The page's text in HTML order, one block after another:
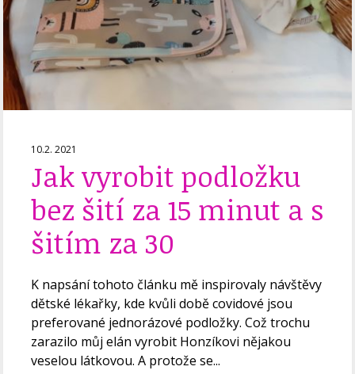
10.2. 2021
Jak vyrobit podložku
bez šití za 15 minut a s
šitím za 30
K napsání tohoto článku mě inspirovaly návštěvy
dětské lékařky, kde kvůli době covidové jsou
preferované jednorázové podložky. Což trochu
zarazilo můj elán vyrobit Honzíkovi nějakou
veselou látkovou. A protože se...